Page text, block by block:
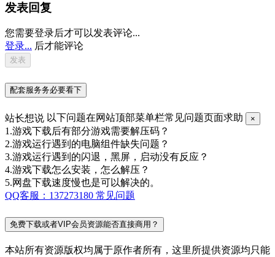
发表回复
您需要登录后才可以发表评论...
登录... 后才能评论
配套服务务必要看下
站长想说 以下问题在网站顶部菜单栏常见问题页面求助 ×
1.游戏下载后有部分游戏需要解压码？
2.游戏运行遇到的电脑组件缺失问题？
3.游戏运行遇到的闪退，黑屏，启动没有反应？
4.游戏下载怎么安装，怎么解压？
5.网盘下载速度慢也是可以解决的。
QQ客服：137273180 常见问题
免费下载或者VIP会员资源能否直接商用？
本站所有资源版权均属于原作者所有，这里所提供资源均只能